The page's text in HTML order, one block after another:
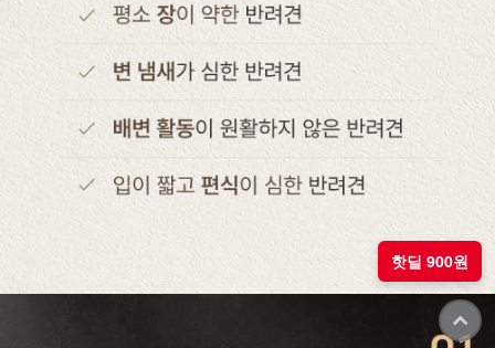
핫딜 900원